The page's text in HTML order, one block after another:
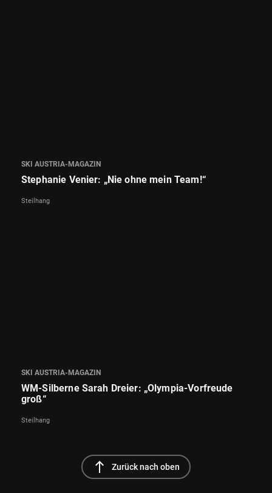
SKI AUSTRIA-MAGAZIN
Stephanie Venier: „Nie ohne mein Team!“
Steilhang
SKI AUSTRIA-MAGAZIN
WM-Silberne Sarah Dreier: „Olympia-Vorfreude
groß“
Steilhang
north Zurück nach oben